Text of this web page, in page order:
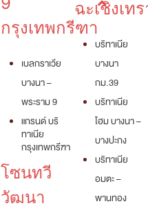
กรุงเทพกรีฑา
เบลกราเวีย
บางนา –
พระราม 9
แกรนด์ บริ
ทาเนีย
กรุงเทพกรีฑา
โซนทวี
วัฒนา
ฉะเชิงเท
บริทาเนีย
บางนา
กม.39
บริทาเนีย
โฮม บางนา –
บางปะกง
บริทาเนีย
อมตะ –
พานทอง